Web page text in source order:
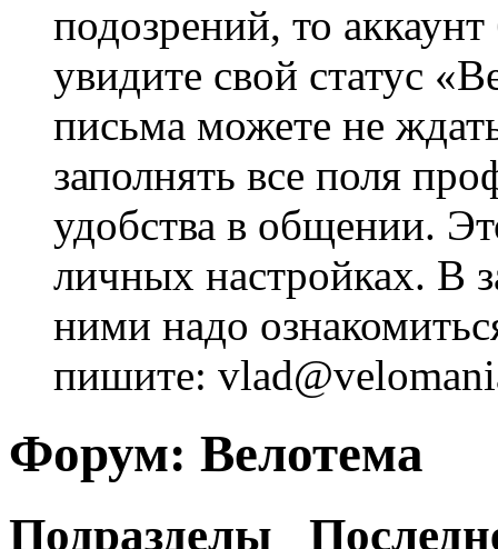
подозрений, то
увидите свой статус
письма можете не
заполнять все поля
удобства в общении.
личных настройках. В
ними надо
пишите:
Форум: Велотема
Подразделы